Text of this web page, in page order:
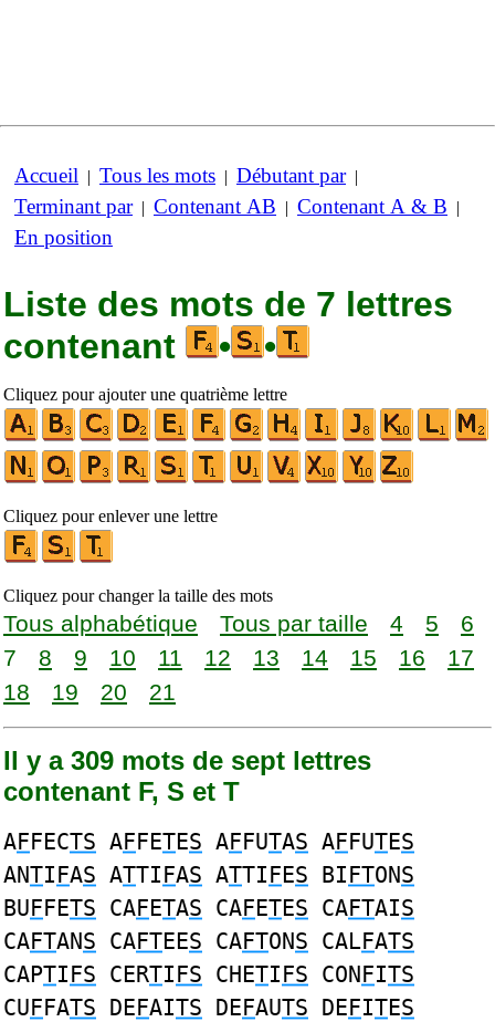
Accueil | Tous les mots | Débutant par|
Terminant par| Contenant AB | Contenant A & B |
En position
Liste des mots de 7 lettres
contenant
• •
Cliquez pour ajouter une quatrième lettre
Cliquez pour enlever une lettre
Cliquez pour changer la taille des mots
Tous alphabétique Tous par taille 4 5
6
7
8 9 10 11 12 13 14 15 16
17
18
19 20 21
Il y a 309 mots de sept lettres
contenant F, S et T
AFFECTS AFFETES AFFUTAS AFFUTES
ANTIFAS ATTIFAS ATTIFES BIFTONS
BUFFETS CAFETAS CAFETES CAFTAIS
CAFTANS CAFTEES CAFTONS CALFATS
CAPTIFS CERTIFS CHETIFS CONFITS
CUFFATS DEFAITS DEFAUTS DEFITES